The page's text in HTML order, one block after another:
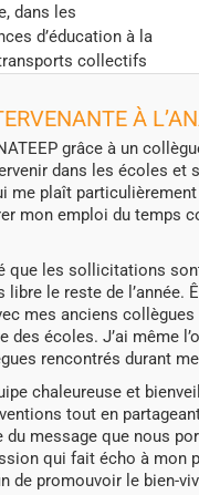
dans les
d’éducation à la
collectifs
À
grâce à un
dans les écoles
me plaît
mon emploi du temps
que les sollicitations
le reste de l’année.
mes anciens
des écoles. J’ai même
rencontrés durant
chaleureuse et
tout en
du message que nous
qui fait écho à mon
de promouvoir le bien-